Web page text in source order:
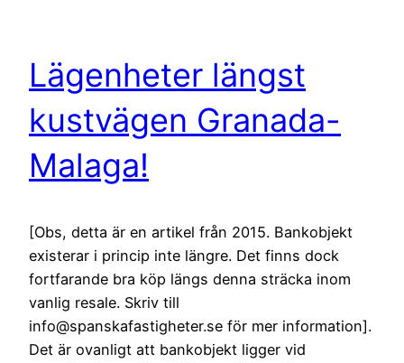
Lägenheter längst
kustvägen Granada-
Malaga!
[Obs, detta är en artikel från 2015. Bankobjekt
existerar i princip inte längre. Det finns dock
fortfarande bra köp längs denna sträcka inom
vanlig resale. Skriv till
info@spanskafastigheter.se för mer information].
Det är ovanligt att bankobjekt ligger vid